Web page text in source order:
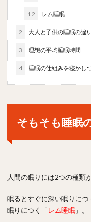
1.2 レム睡眠
2 大人と子供の睡眠の違
3 理想の平均睡眠時間
4 睡眠の仕組みを寝かし
そもそも睡眠
人間の眠りには2つの種類
眠るとすぐに深い眠りにつ
眠りにつく「レム睡眠 」。